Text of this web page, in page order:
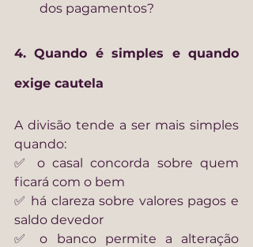
dos pagamentos?
4. Quando é simples e quando
exige cautela
A divisão tende a ser mais simples
quando:
✅ o casal concorda sobre quem
ficará com o bem
✅ há clareza sobre valores pagos e
saldo devedor
✅ o banco permite a alteração